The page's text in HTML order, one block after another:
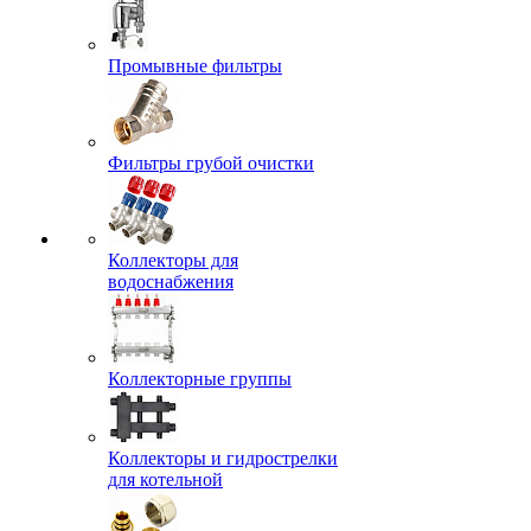
Промывные фильтры
Фильтры грубой очистки
Коллекторы для
водоснабжения
Коллекторные группы
Коллекторы и гидрострелки
для котельной